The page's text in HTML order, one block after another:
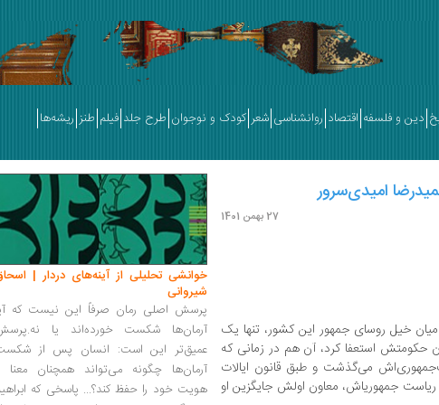
دین و فلسفه اقتصاد روانشناسی شعر کودک و نوجوان طرح جلد فیلم طنز ریشه‌ها
امیدی‌سرور
27 بهمن 1401
میان خیل روسای جمهور این کشور، تنها یک
حکومتش استعفا کرد، آن هم در زمانی که
می‌گذشت و طبق قانون ایالات
ریاست جمهوری‍اش، معاون اولش جایگزین او
خوانشی تحلیلی از آینه‌های دردار |
شیروانی
پرسش اصلی رمان صرفاً این نیست که
آرمان‌ها شکست خورده‌اند یا
عمیق‌تر این است: انسان پس از
آرمان‌ها چگونه می‌تواند همچنان معنا
هویت خود را حفظ کند؟... پاسخی که